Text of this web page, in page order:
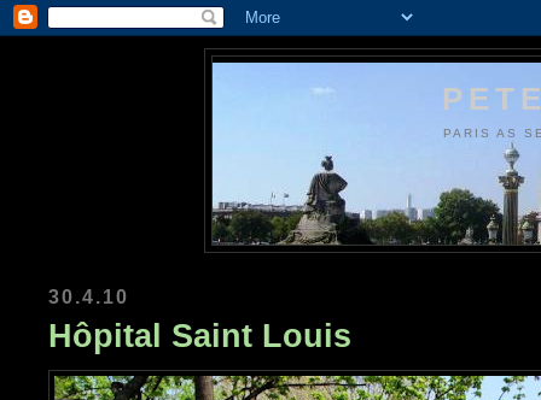
PARIS AS
30.4.10
Hôpital Saint Louis